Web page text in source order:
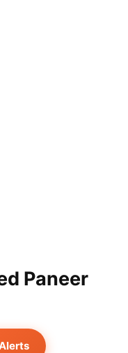
Paneer